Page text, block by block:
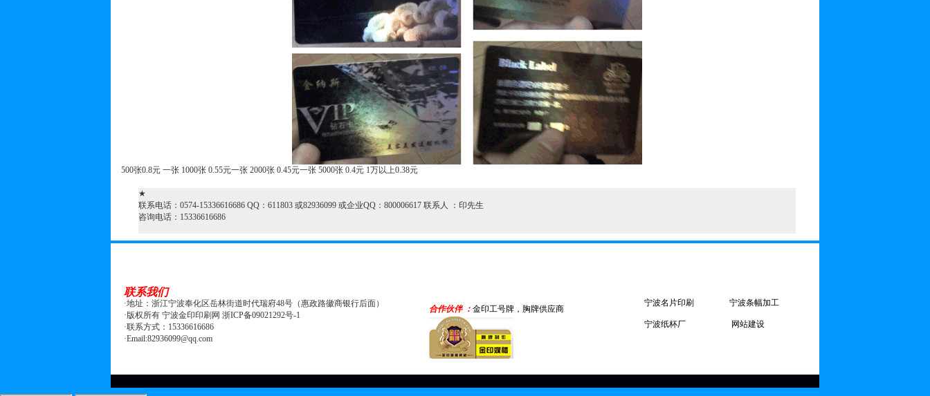
500张0.8元 一张 1000张 0.55元一张 2000张 0.45元一张 5000张 0.4元 1万以上0.38元
★
联系电话：0574-15336616686 QQ：611803 或82936099 或企业QQ：800006617 联系人 ：印先生
咨询电话：15336616686
联系我们
·地址：浙江宁波奉化区岳林街道时代瑞府48号（惠政路徽商银行后面）
·版权所有 宁波金印印刷网 浙ICP备09021292号-1
·联系方式：15336616686
·Email:82936099@qq.com
合作伙伴 ： 金印工号牌，胸牌供应商
宁波名片印刷 宁波条幅加工
宁波纸杯厂 网站建设